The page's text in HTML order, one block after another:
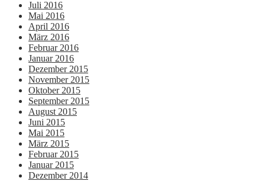
Juli 2016
Mai 2016
April 2016
März 2016
Februar 2016
Januar 2016
Dezember 2015
November 2015
Oktober 2015
September 2015
August 2015
Juni 2015
Mai 2015
März 2015
Februar 2015
Januar 2015
Dezember 2014